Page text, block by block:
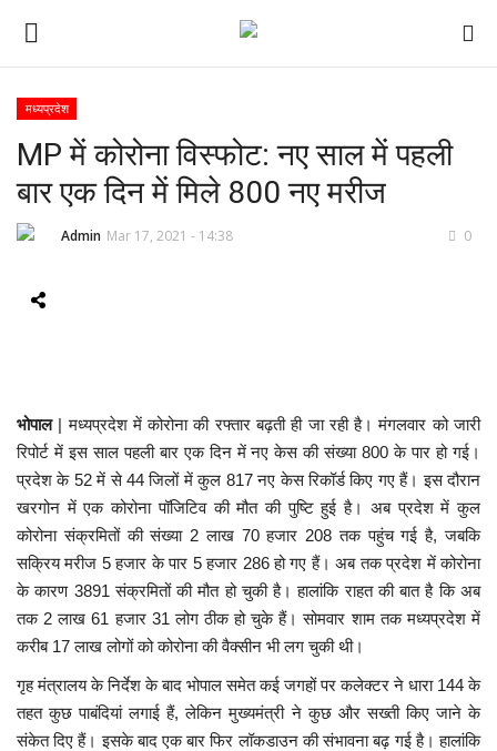
ई-पेपर
होम
देश
दुनिया
मध्यप्रदेश
छत्तीसगढ़
मनोरंजन
लाइफस्टाइल
मध्यप्रदेश
MP में कोरोना विस्फोट: नए साल में पहली
बार एक दिन में मिले 800 नए मरीज
Admin Mar 17, 2021 - 14:38 0
भोपाल | मध्यप्रदेश में कोरोना की रफ्तार बढ़ती ही जा रही है। मंगलवार को जारी
रिपोर्ट में इस साल पहली बार एक दिन में नए केस की संख्या 800 के पार हो गई।
प्रदेश के 52 में से 44 जिलों में कुल 817 नए केस रिकॉर्ड किए गए हैं। इस दौरान
खरगोन में एक कोरोना पॉजिटिव की मौत की पुष्टि हुई है। अब प्रदेश में कुल
कोरोना संक्रमितों की संख्या 2 लाख 70 हजार 208 तक पहुंच गई है, जबकि
सक्रिय मरीज 5 हजार के पार 5 हजार 286 हो गए हैं। अब तक प्रदेश में कोरोना
के कारण 3891 संक्रमितों की मौत हो चुकी है। हालांकि राहत की बात है कि अब
तक 2 लाख 61 हजार 31 लोग ठीक हो चुके हैं। सोमवार शाम तक मध्यप्रदेश में
करीब 17 लाख लोगों को कोरोना की वैक्सीन भी लग चुकी थी।
गृह मंत्रालय के निर्देश के बाद भोपाल समेत कई जगहों पर कलेक्टर ने धारा 144 के
तहत कुछ पाबंदियां लगाई हैं, लेकिन मुख्यमंत्री ने कुछ और सख्ती किए जाने के
संकेत दिए हैं। इसके बाद एक बार फिर लॉकडाउन की संभावना बढ़ गई है। हालांकि